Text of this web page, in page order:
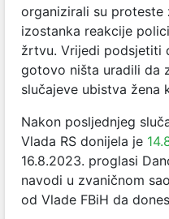
organizirali su
izostanka reakcije
žrtvu. Vrijedi podsjetiti
gotovo ništa uradili da
slučajeve ubistva žena
Nakon posljednjeg
Vlada RS donijela je
16.8.2023. proglasi
navodi u zvaničnom
od Vlade FBiH da